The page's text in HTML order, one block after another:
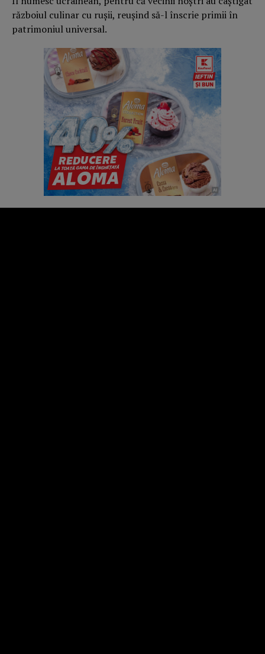
războiul culinar cu rușii, reușind să-l înscrie primii în
patrimoniul universal.